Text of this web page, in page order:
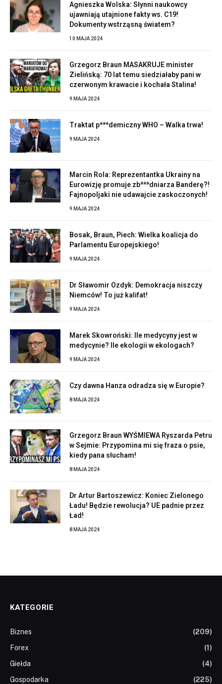
Agnieszka Wolska: Słynni naukowcy
ujawniają utajnione fakty ws. C19!
Dokumenty wstrząsną światem?
10 MAJA 2024
Grzegorz Braun MASAKRUJE minister
Zielińską: 70 lat temu siedziałaby pani w
czerwonym krawacie i kochała Stalina!
9 MAJA 2024
Traktat p***demiczny WHO – Walka trwa!
9 MAJA 2024
Marcin Rola: Reprezentantka Ukrainy na
Eurowizję promuje zb***dniarza Banderę?!
Fajnopoljaki nie udawajcie zaskoczonych!
9 MAJA 2024
Bosak, Braun, Piech: Wielka koalicja do
Parlamentu Europejskiego!
9 MAJA 2024
Dr Sławomir Ozdyk: Demokracja niszczy
Niemców! To już kalifat!
9 MAJA 2024
Marek Skowroński: Ile medycyny jest w
medycynie? Ile ekologii w ekologach?
9 MAJA 2024
Czy dawna Hanza odradza się w Europie?
8 MAJA 2024
Grzegorz Braun WYŚMIEWA Ryszarda Petru
w Sejmie: Przypomina mi się fraza o psie,
kiedy pana słucham!
8 MAJA 2024
Dr Artur Bartoszewicz: Koniec Zielonego
Ładu! Będzie rewolucja? UE padnie przez
Ład!
8 MAJA 2024
KATEGORIE
Biznes
(209)
Forex
(1)
Giełda
(4)
Gospodarka
(225)